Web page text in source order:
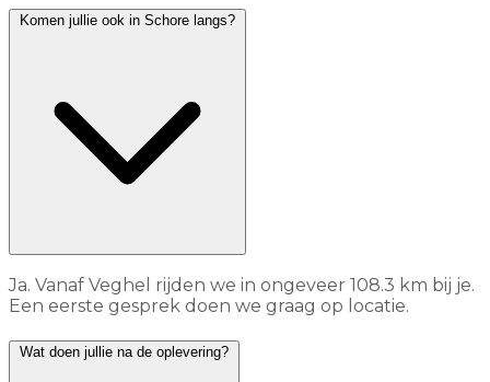
Komen jullie ook in Schore langs?
Ja. Vanaf Veghel rijden we in ongeveer 108.3 km bij je.
Een eerste gesprek doen we graag op locatie.
Wat doen jullie na de oplevering?